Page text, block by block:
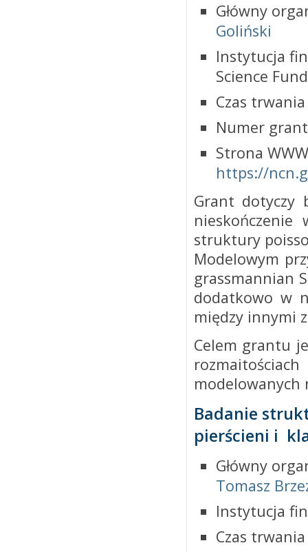
Główny
Goliński
Instytucja
Science
Czas
Numer
Strona
https://
Grant dotyczy
struktury
Modelowym
grassmannian
dodatkowo w
między innymi
Celem grantu
modelowanych
Badanie
pierścieni i
Główny
Tomasz
Instytucja
Czas